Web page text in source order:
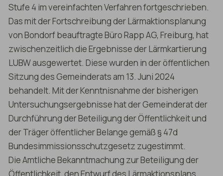
Stufe 4 im vereinfachten Verfahren fortgeschrieben.
Das mit der Fortschreibung der Lärmaktionsplanung
von Bondorf beauftragte Büro Rapp AG, Freiburg, hat
zwischenzeitlich die Ergebnisse der Lärmkartierung
LUBW ausgewertet. Diese wurden in der öffentlichen
Sitzung des Gemeinderats am 13. Juni 2024
behandelt. Mit der Kenntnisnahme der bisherigen
Untersuchungsergebnisse hat der Gemeinderat der
Durchführung der Beteiligung der Öffentlichkeit und
der Träger öffentlicher Belange gemäß § 47d
Bundesimmissionsschutzgesetz zugestimmt.
Die Amtliche Bekanntmachung zur Beteiligung der